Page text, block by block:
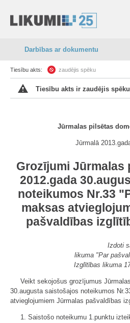
Darbības ar dokumentu
Tiesību akts: zaudējis spēku
Tiesību akts ir zaudējis
Jūrmalas pilsētas
Jūrmalā
Grozījumi Jūrmalas
2012.gada
noteikumos Nr.33
maksas
pašvaldības
Izdoti
likuma "Par
Izglītības likuma
Veikt sekojošus grozījumus
30.augusta saistošajos noteikumos
atvieglojumiem Jūrmalas pašvaldības
1. Saistošo noteikumu 1.punktu